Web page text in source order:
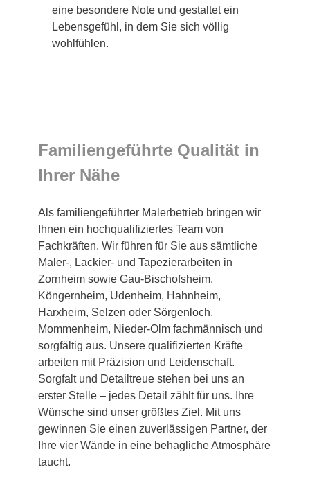
eine besondere Note und gestaltet ein
Lebensgefühl, in dem Sie sich völlig
wohlfühlen.
Familiengeführte Qualität in
Ihrer Nähe
Als familiengeführter Malerbetrieb bringen wir
Ihnen ein hochqualifiziertes Team von
Fachkräften. Wir führen für Sie aus sämtliche
Maler-, Lackier- und Tapezierarbeiten in
Zornheim sowie Gau-Bischofsheim,
Köngernheim, Udenheim, Hahnheim,
Harxheim, Selzen oder Sörgenloch,
Mommenheim, Nieder-Olm fachmännisch und
sorgfältig aus. Unsere qualifizierten Kräfte
arbeiten mit Präzision und Leidenschaft.
Sorgfalt und Detailtreue stehen bei uns an
erster Stelle – jedes Detail zählt für uns. Ihre
Wünsche sind unser größtes Ziel. Mit uns
gewinnen Sie einen zuverlässigen Partner, der
Ihre vier Wände in eine behagliche Atmosphäre
taucht.